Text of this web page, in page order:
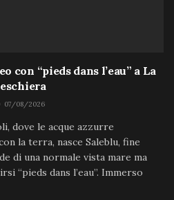
con “pieds dans l’eau” a La
07/08/2026
dove le acque azzurre
la terra, nasce Saleblu, fine
di una normale vista mare ma
“pieds dans l’eau”. Immerso